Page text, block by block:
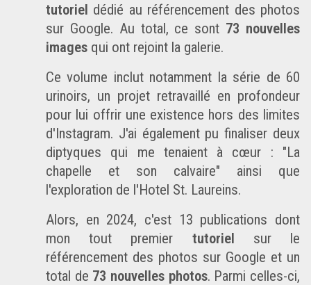
tutoriel dédié au référencement des photos
sur Google. Au total, ce sont 73 nouvelles
images qui ont rejoint la galerie.
Ce volume inclut notamment la série de 60
urinoirs, un projet retravaillé en profondeur
pour lui offrir une existence hors des limites
d'Instagram. J'ai également pu finaliser deux
diptyques qui me tenaient à cœur : "La
chapelle et son calvaire" ainsi que
l'exploration de l'Hotel St. Laureins.
Alors, en 2024, c'est 13 publications dont
mon tout premier tutoriel sur le
référencement des photos sur Google et un
total de 73 nouvelles photos. Parmi celles-ci,